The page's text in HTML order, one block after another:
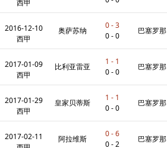
西甲
2016-12-10
西甲
奥萨苏纳
0 - 3
0 - 0
巴塞罗那
2017-01-09
西甲
比利亚雷亚
尔
1 - 1
0 - 0
巴塞罗那
2017-01-29
西甲
皇家贝蒂斯
1 - 1
0 - 0
巴塞罗那
2017-02-11
阿拉维斯
0 - 6
0 - 2
巴塞罗那